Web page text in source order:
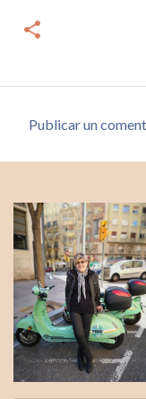
e
n
t
a
r
i
o
s
Publicar un